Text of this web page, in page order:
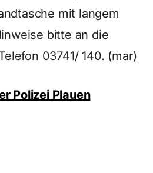
mit langem
bitte an die
03741/ 140. (mar)
Polizei Plauen